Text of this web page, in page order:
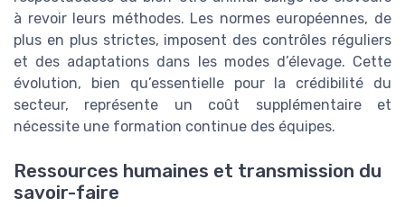
à revoir leurs méthodes. Les normes européennes, de
plus en plus strictes, imposent des contrôles réguliers
et des adaptations dans les modes d’élevage. Cette
évolution, bien qu’essentielle pour la crédibilité du
secteur, représente un coût supplémentaire et
nécessite une formation continue des équipes.
Ressources humaines et transmission du
savoir-faire